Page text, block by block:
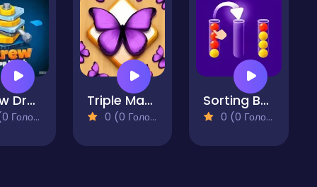
Screw Drop Match Triple Match 3D
0 (0 Голосів)
Sorting Balls - Puzzle
0 (0 Голосів)